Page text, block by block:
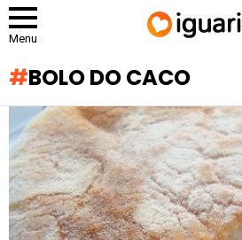
Menu
BOLO DO CACO
RECOMENDADOS